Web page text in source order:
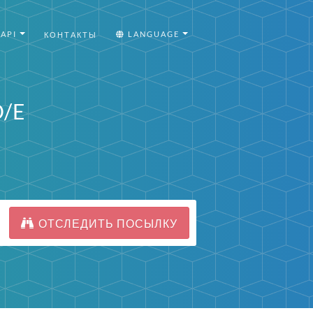
КОНТАКТЫ LANGUAGE
E
ОТСЛЕДИТЬ ПОСЫЛКУ